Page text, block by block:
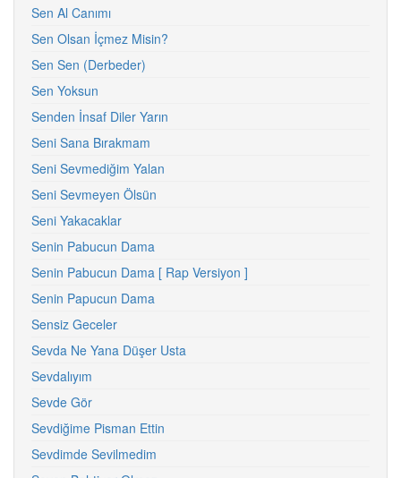
Sen Al Canımı
Sen Olsan İçmez Misin?
Sen Sen (Derbeder)
Sen Yoksun
Senden İnsaf Diler Yarın
Seni Sana Bırakmam
Seni Sevmediğim Yalan
Seni Sevmeyen Ölsün
Seni Yakacaklar
Senin Pabucun Dama
Senin Pabucun Dama [ Rap Versiyon ]
Senin Papucun Dama
Sensiz Geceler
Sevda Ne Yana Düşer Usta
Sevdalıyım
Sevde Gör
Sevdiğime Pisman Ettin
Sevdimde Sevilmedim